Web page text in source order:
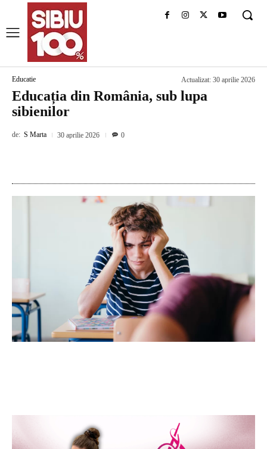
Educatie Actualizat: 30 aprilie 2026
Educația din România, sub lupa
sibienilor
de: S Marta 30 aprilie 2026 0